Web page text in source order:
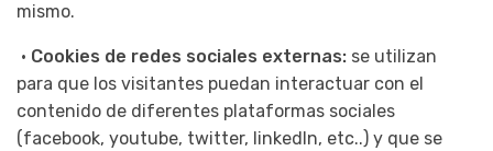
mismo.
• Cookies de redes sociales externas: se utilizan
para que los visitantes puedan interactuar con el
contenido de diferentes plataformas sociales
(facebook, youtube, twitter, linkedIn, etc..) y que se